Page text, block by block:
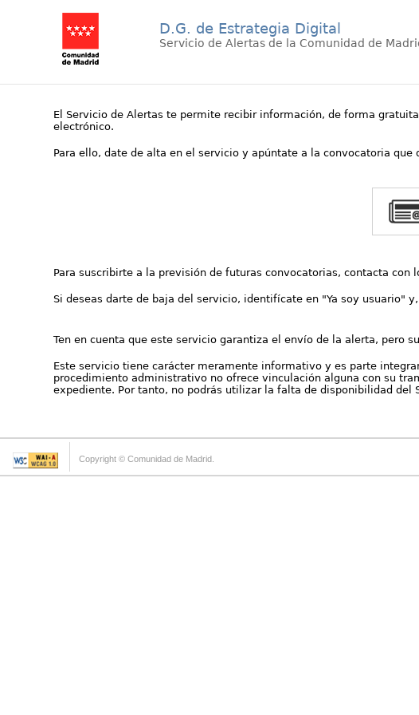
D.G. de Estrategia Digital
Servicio de Alertas de la Comunidad de
El Servicio de Alertas te permite recibir información, de forma
electrónico.
Para ello, date de alta en el servicio y apúntate a la convocatoria que
Para suscribirte a la previsión de futuras convocatorias, contacta con
Si deseas darte de baja del servicio, identifícate en "Ya soy usuario"
Ten en cuenta que este servicio garantiza el envío de la alerta, pero
Este servicio tiene carácter meramente informativo y es parte
procedimiento administrativo no ofrece vinculación alguna con su
expediente. Por tanto, no podrás utilizar la falta de disponibilidad
Copyright © Comunidad de Madrid.